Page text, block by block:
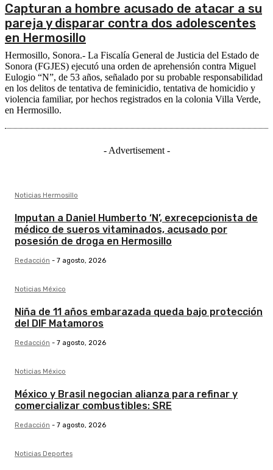
Capturan a hombre acusado de atacar a su
pareja y disparar contra dos adolescentes
en Hermosillo
Hermosillo, Sonora.- La Fiscalía General de Justicia del Estado de
Sonora (FGJES) ejecutó una orden de aprehensión contra Miguel
Eulogio “N”, de 53 años, señalado por su probable responsabilidad
en los delitos de tentativa de feminicidio, tentativa de homicidio y
violencia familiar, por hechos registrados en la colonia Villa Verde,
en Hermosillo.
- Advertisement -
Noticias Hermosillo
Imputan a Daniel Humberto ‘N’, exrecepcionista de
médico de sueros vitaminados, acusado por
posesión de droga en Hermosillo
Redacción - 7 agosto, 2026
Noticias México
Niña de 11 años embarazada queda bajo protección
del DIF Matamoros
Redacción - 7 agosto, 2026
Noticias México
México y Brasil negocian alianza para refinar y
comercializar combustibles: SRE
Redacción - 7 agosto, 2026
Noticias Deportes